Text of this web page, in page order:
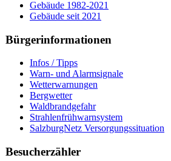
Gebäude 1982-2021
Gebäude seit 2021
Bürgerinformationen
Infos / Tipps
Warn- und Alarmsignale
Wetterwarnungen
Bergwetter
Waldbrandgefahr
Strahlenfrühwarnsystem
SalzburgNetz Versorgungssituation
Besucherzähler